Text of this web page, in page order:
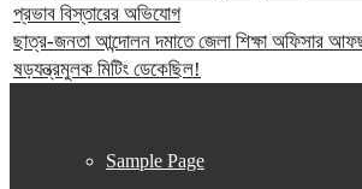
প্রভাব বিস্তারের অভিযোগ
ছাত্র-জনতা আন্দোলন দমাতে জেলা শিক্ষা অফিসার
ষড়যন্ত্রমুলক মিটিং ডেকেছিল!
Sample Page